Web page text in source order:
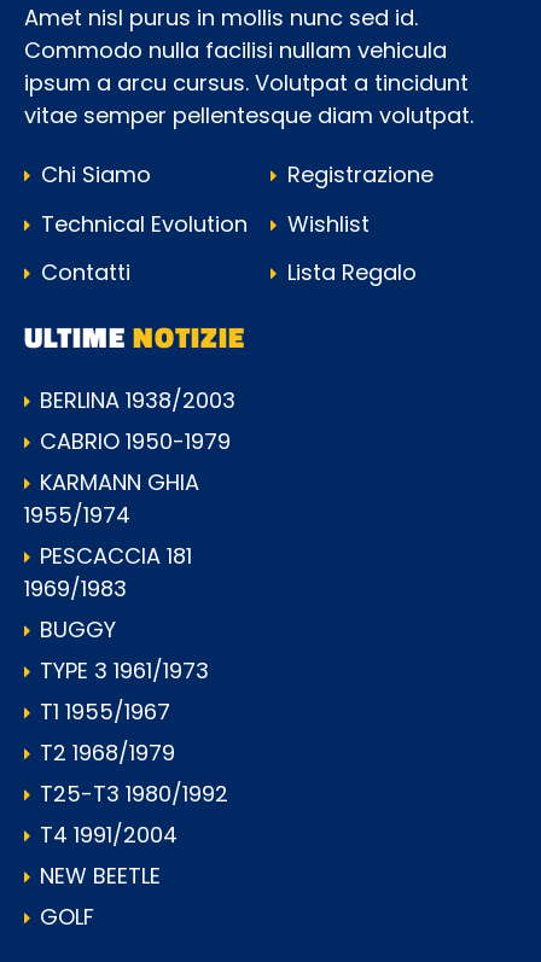
Amet nisl purus in mollis nunc sed id.
Commodo nulla facilisi nullam vehicula
ipsum a arcu cursus. Volutpat a tincidunt
vitae semper pellentesque diam volutpat.
Chi Siamo
Technical Evolution
Contatti
Registrazione
Wishlist
Lista Regalo
ULTIMENOTIZIE
BERLINA 1938/2003
CABRIO 1950-1979
KARMANN GHIA
1955/1974
PESCACCIA 181
1969/1983
BUGGY
TYPE 3 1961/1973
T1 1955/1967
T2 1968/1979
T25-T3 1980/1992
T4 1991/2004
NEW BEETLE
GOLF